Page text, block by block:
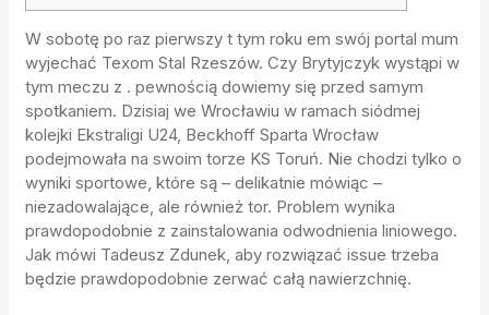
W sobotę po raz pierwszy t tym roku em swój portal mum
wyjechać Texom Stal Rzeszów. Czy Brytyjczyk wystąpi w
tym meczu z . pewnością dowiemy się przed samym
spotkaniem. Dzisiaj we Wrocławiu w ramach siódmej
kolejki Ekstraligi U24, Beckhoff Sparta Wrocław
podejmowała na swoim torze KS Toruń. Nie chodzi tylko o
wyniki sportowe, które są – delikatnie mówiąc –
niezadowalające, ale również tor. Problem wynika
prawdopodobnie z zainstalowania odwodnienia liniowego.
Jak mówi Tadeusz Zdunek, aby rozwiązać issue trzeba
będzie prawdopodobnie zerwać całą nawierzchnię.